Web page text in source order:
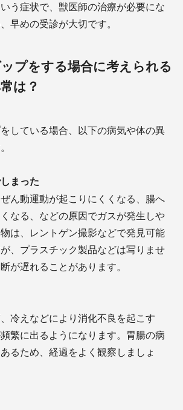
う症状で、獣医師の治療が必要にな
早めの受診が大切です。
プをする場合に考えられる
は？
している場合、以下の病気や体の異
まった
ん動運動が起こりにくくなる、腸へ
なる、などの原因でガスが発生しや
は、レントゲン撮影などで発見可能
、プラスチック製品などは写りませ
が遅れることがあります。
冷えなどにより消化不良を起こす
繁に出るようになります。胃腸の病
るため、経過をよく観察しましょ